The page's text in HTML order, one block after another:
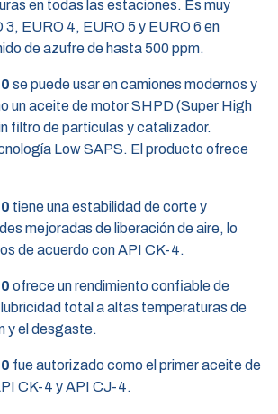
en todas las estaciones. Es muy
EURO 4, EURO 5 y EURO 6 en
de azufre de hasta 500 ppm.
se puede usar en camiones modernos y
un aceite de motor SHPD (Super High
filtro de partículas y catalizador.
Low SAPS. El producto ofrece
tiene una estabilidad de corte y
mejoradas de liberación de aire, lo
de acuerdo con API CK-4.
ofrece un rendimiento confiable de
total a altas temperaturas de
y el desgaste.
fue autorizado como el primer aceite de
CK-4 y API CJ-4.